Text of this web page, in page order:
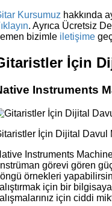
Kursumuz hakkında
. Ayrıca Ücretsiz
bizimle iletişime
İçin
Instruments
İçin Dijital Davul
Instruments
görevi gören
örnekleri
için bir
için ciddi